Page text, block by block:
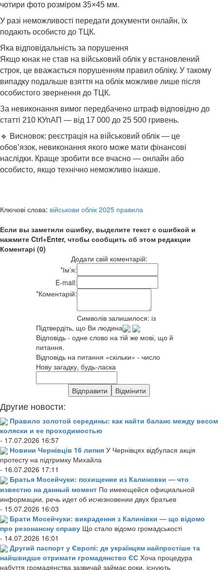
чотири фото розміром 35×45 мм.
У разі неможливості передати документи онлайн, їх
подають особисто до ТЦК.
Яка відповідальність за порушення
Якщо юнак не став на військовий облік у встановлений
строк, це вважається порушенням правил обліку. У такому
випадку подальше взяття на облік можливе лише після
особистого звернення до ТЦК.
За невиконання вимог передбачено штраф відповідно до
статті 210 КУпАП — від 17 000 до 25 500 гривень.
🔹 Висновок: реєстрація на військовий облік — це
обов’язок, невиконання якого може мати фінансові
наслідки. Краще зробити все вчасно — онлайн або
особисто, якщо технічно неможливо інакше.
Ключові слова: військови облік 2025 правила
Если вы заметили ошибку, выделите текст с ошибкой и
нажмите Ctrl+Enter, чтобы сообщить об этом редакции
Коментарі (0)
Додати свій коментарій:
*Ім'я:
E-mail:
*Коментарій:
Символів залишилося: із
Підтвердіть, що Ви людина
Відповідь - одне слово на тій же мові, що й
питання.
Відповідь на питання «скільки» - число
Нову загадку, будь-ласка
Другие новости:
Правило золотой середины: как найти баланс между весом
коляски и ее проходимостью
- 17.07.2026 16:57
Новини Чернівців 16 липня У Чернівцях відбулася акція
протесту на підтримку Михайла
- 16.07.2026 17:11
Братья Мосейчуки: похищение из Калиновки — что
известно на данный момент По имеющейся официальной
информации, речь идет об исчезновении двух братьев
- 15.07.2026 16:03
Брати Мосейчуки: викрадення з Калинівки — що відомо
про резонансну справу Що стало відомо громадськості
- 14.07.2026 16:01
Другий паспорт у Європі: де українцям найпростіше та
найшвидше отримати громадянство ЄС Хоча процедура
набуття громадянства зазвичай займає роки, існують